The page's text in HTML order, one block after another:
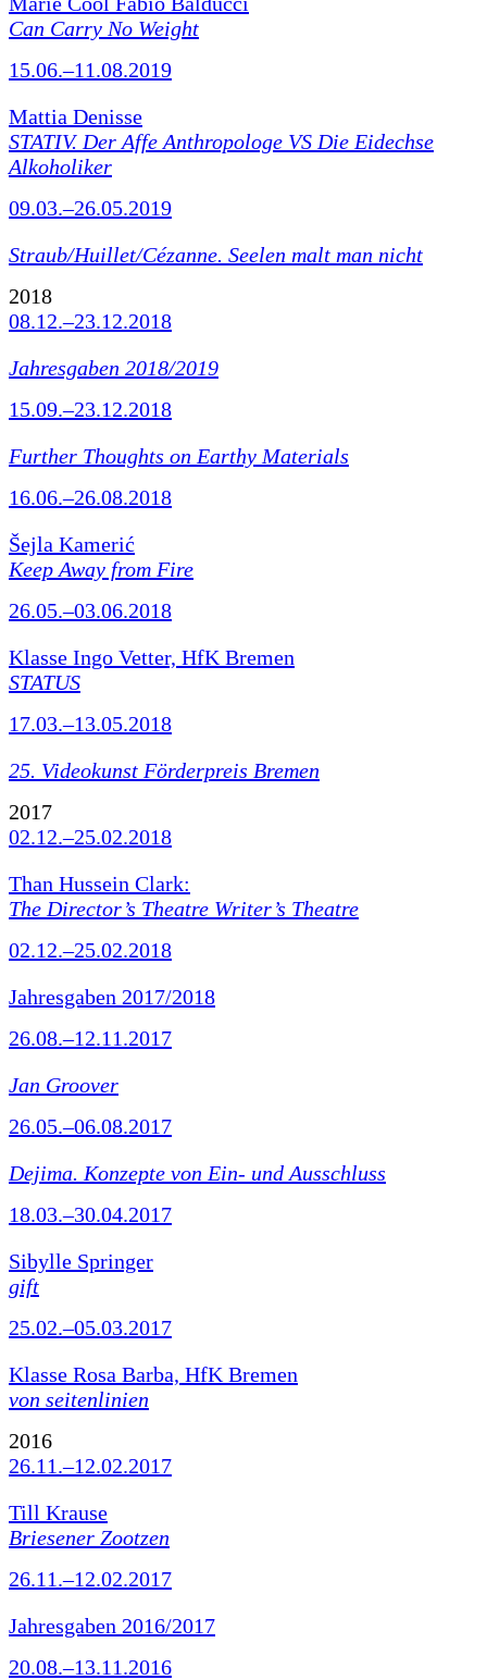
Can Carry No Weight
15.06.–11.08.2019
Mattia Denisse
STATIV. Der Affe Anthropologe VS Die Eidechse
Alkoholiker
09.03.–26.05.2019
Straub/Huillet/Cézanne. Seelen malt man nicht
2018
08.12.–23.12.2018
Jahresgaben 2018/2019
15.09.–23.12.2018
Further Thoughts on Earthy Materials
16.06.–26.08.2018
Šejla Kamerić
Keep Away from Fire
26.05.–03.06.2018
Klasse Ingo Vetter, HfK Bremen
STATUS
17.03.–13.05.2018
25. Videokunst Förderpreis Bremen
2017
02.12.–25.02.2018
Than Hussein Clark:
The Director’s Theatre Writer’s Theatre
02.12.–25.02.2018
Jahresgaben 2017/2018
26.08.–12.11.2017
Jan Groover
26.05.–06.08.2017
Dejima. Konzepte von Ein- und Ausschluss
18.03.–30.04.2017
Sibylle Springer
gift
25.02.–05.03.2017
Klasse Rosa Barba, HfK Bremen
von seitenlinien
2016
26.11.–12.02.2017
Till Krause
Briesener Zootzen
26.11.–12.02.2017
Jahresgaben 2016/2017
20.08.–13.11.2016